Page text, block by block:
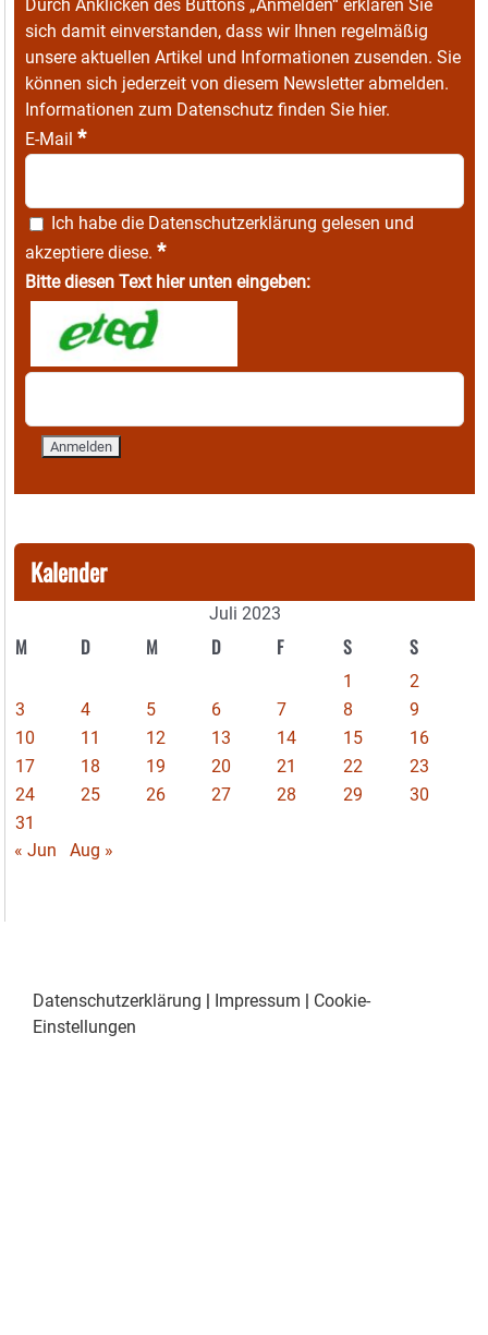
Durch Anklicken des Buttons „Anmelden“ erklären Sie
sich damit einverstanden, dass wir Ihnen regelmäßig
unsere aktuellen Artikel und Informationen zusenden. Sie
können sich jederzeit von diesem Newsletter abmelden.
Informationen zum Datenschutz finden Sie hier.
E-Mail *
Ich habe die Datenschutzerklärung gelesen und
akzeptiere diese. *
Bitte diesen Text hier unten eingeben:
Kalender
Juli 2023
M D M D F S S
1
2
3
4 5 6 7 8
9
10
11 12 13 14 15
16
17
18 19 20 21 22
23
24
25 26 27 28 29
30
31
« Jun
Aug »
Datenschutzerklärung | Impressum | Cookie-
Einstellungen